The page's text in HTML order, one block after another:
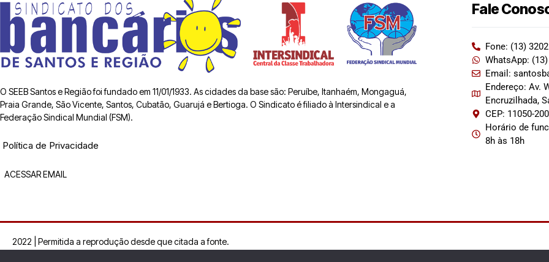
O SEEB Santos e Região foi fundado em 11/01/1933. As cidades da base são: Peruíbe, Itanhaém, Mongaguá,
Praia Grande, São Vicente, Santos, Cubatão, Guarujá e Bertioga. O Sindicato é filiado à Intersindical e a
Federação Sindical Mundial (FSM).
Política de Privacidade
ACESSAR EMAIL
Fale
Fone: (13)
WhatsApp:
Email:
Endereço: Av.
Encruzilhada,
CEP: 11050-200
Horário de
8h às 18h
2022 | Permitida a reprodução desde que citada a fonte.